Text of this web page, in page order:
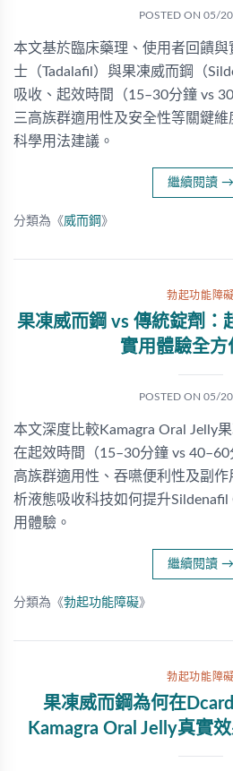
POSTED ON 05/
本文基於臨床藥理、使用者回饋與
士（Tadalafil）與果凍威而鋼（
吸收、起效時間（15–30分鐘 vs
三高族群適用性及安全性等關鍵
科學用法建議。
繼續閱讀 →
分類為《威而鋼 》
勃起功能障礙
果凍威而鋼 vs 傳統錠劑：
實用體驗全方
POSTED ON 05/
本文深度比較Kamagra Oral Jelly
在起效時間（15–30分鐘 vs
高族群適用性、吞嚥便利性及副
析液態吸收科技如何提升
用體驗。
繼續閱讀 →
分類為《勃起功能障礙》
勃起功能障礙
果凍威而鋼為何在
Kamagra Oral Jelly真實